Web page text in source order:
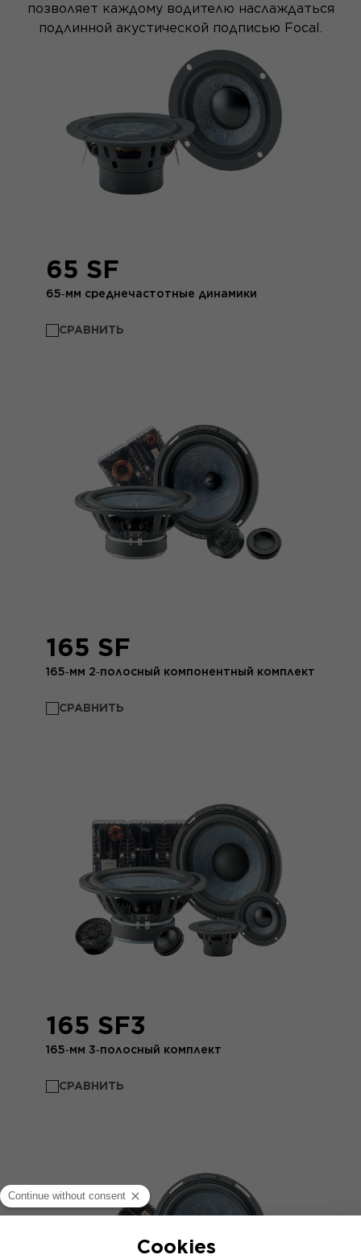
позволяет каждому водителю наслаждаться
подлинной акустической подписью Focal.
65 SF
65‑мм среднечастотные динамики
СРАВНИТЬ
165 SF
165‑мм 2‑полосный компонентный комплект
СРАВНИТЬ
165 SF3
165‑мм 3‑полосный комплект
СРАВНИТЬ